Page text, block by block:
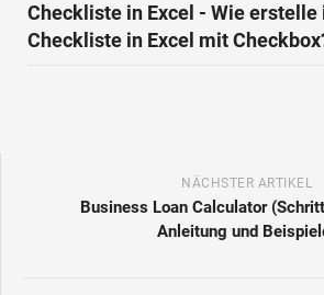
Checkliste in Excel - Wie erstelle
Checkliste in Excel mit
NÄCHSTER ARTIKEL
Business Loan Calculator
Anleitung und